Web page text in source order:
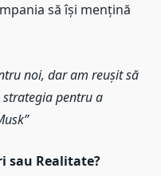
să își mențină
noi, dar am reușit să
pentru a
sau Realitate?